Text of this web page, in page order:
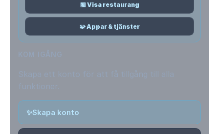
🏪 Visa restaurang
🧩 Appar & tjänster
✨Skapa konto